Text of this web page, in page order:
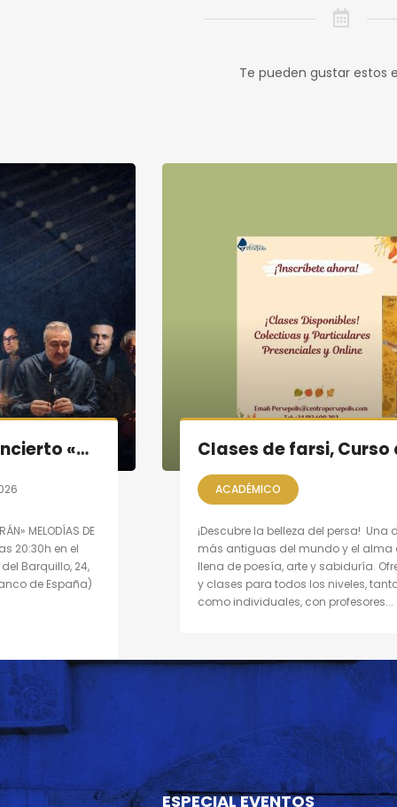
Te pueden gustar estos
Ensamble Isfahan Concierto «COMPASES DE IRÁN»: Melodías de la Esperanza
MELODÍAS DE
20:30h en el
Barquillo, 24,
de España)
ACADÉMICO
¡Descubre la belleza del persa! Una
más antiguas del mundo y el alma
llena de poesía, arte y sabiduría.
y clases para todos los niveles,
como individuales, con profesores...
ESPECIAL EVENTOS